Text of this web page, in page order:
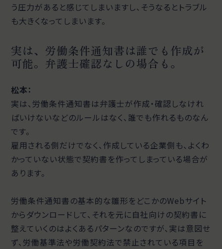
う圧力があると感じてしまいますし、そうなるとトラブル
も大きくなってしまいます。
実は、労働条件通知書は誰でも作成が
可能。弁護士確認なしの場合も。
松本：
実は、労働条件通知書は弁護士が作成・確認しなけれ
ばいけないなどのルールはなく、誰でも作れるものなん
です。
雇用される側だけでなく、作成している企業側も、よくわ
かっていない状態で契約書を作ってしまっている場合が
あります。
労働条件通知書の基本的な雛形をどこかのWebサイト
からダウンロードして、それを元に自社向けの契約書に
整えていくのはよくあるパターンなのですが、実は意図せ
ず、労働基準法や労働契約法で禁止されている項目を